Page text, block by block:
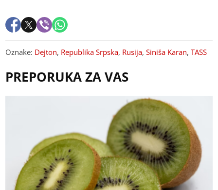
Oznake: Dejton, Republika Srpska, Rusija,Siniša Karan,TASS
PREPORUKA ZA VAS